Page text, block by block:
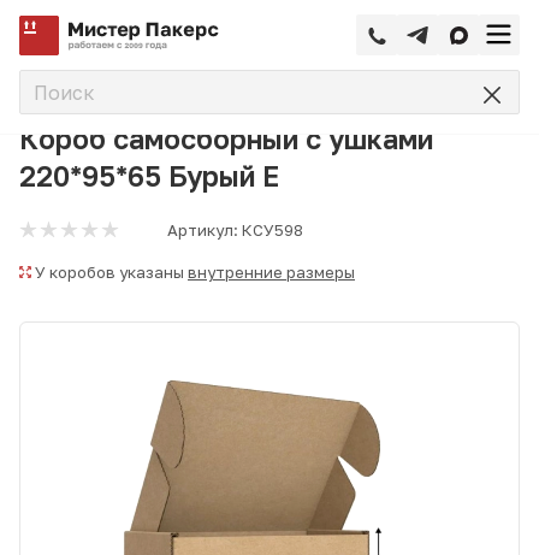
Главная Короб
Короб самосборный с ушками
220*95*65 Бурый Е
Артикул: КСУ598
У коробов указаны внутренние размеры